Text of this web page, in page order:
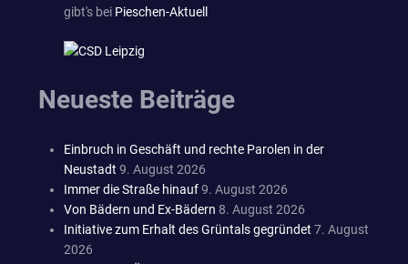
gibt's bei Pieschen-Aktuell
Neueste Beiträge
Einbruch in Geschäft und rechte Parolen in der
Neustadt 9. August 2026
Immer die Straße hinauf9. August 2026
Von Bädern und Ex-Bädern 8. August 2026
Initiative zum Erhalt des Grüntals gegründet 7. August
2026